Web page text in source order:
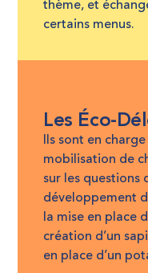
thème, et
certains menus.
Les Éco-
Ils sont en
mobilisation de
sur les questions
développement
la mise en place
création d’un
en place d’un